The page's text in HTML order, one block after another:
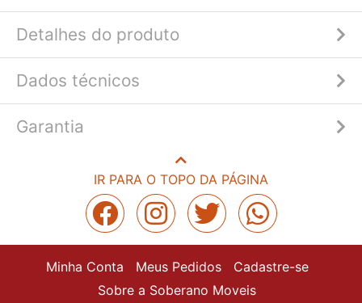
Detalhes do produto
Dados técnicos
Garantia
IR PARA O TOPO DA PÁGINA
Minha Conta Meus Pedidos
Cadastre-se
Sobre a Soberano Moveis